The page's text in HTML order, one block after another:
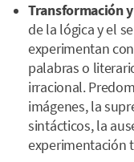
Transformación
de la lógica y el
experimentan
palabras o
irracional.
imágenes, la
sintácticos, la
experimentación